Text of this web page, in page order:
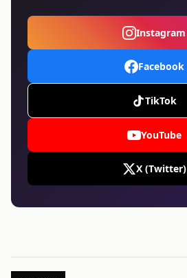
Instagram
Facebook
TikTok
YouTube
X (Twitter)